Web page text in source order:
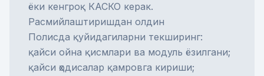
ёки кенгроқ КАСКО керак.
Расмийлаштиришдан олдин
Полисда қуйидагиларни текширинг:
қайси ойна қисмлари ва модуль ёзилгани;
қайси ҳодисалар қамровга кириши;